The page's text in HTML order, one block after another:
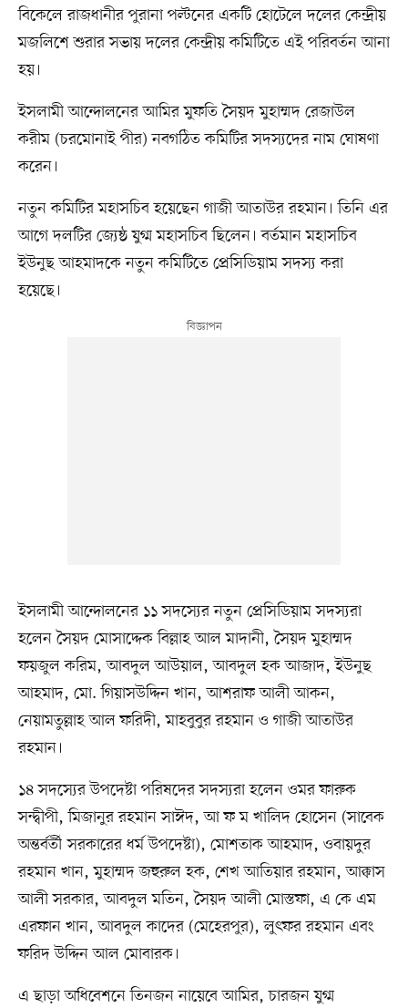
বিকেলে রাজধানীর পুরানা পল্টনের একটি হোটেলে দলের কেন্দ্রীয়
মজলিশে শুরার সভায় দলের কেন্দ্রীয় কমিটিতে এই পরিবর্তন আনা
হয়।
ইসলামী আন্দোলনের আমির মুফতি সৈয়দ মুহাম্মদ রেজাউল
করীম (চরমোনাই পীর) নবগঠিত কমিটির সদস্যদের নাম ঘোষণা
করেন।
নতুন কমিটির মহাসচিব হয়েছেন গাজী আতাউর রহমান। তিনি এর
আগে দলটির জ্যেষ্ঠ যুগ্ম মহাসচিব ছিলেন। বর্তমান মহাসচিব
ইউনুছ আহমাদকে নতুন কমিটিতে প্রেসিডিয়াম সদস্য করা
হয়েছে।
ইসলামী আন্দোলনের ১১ সদস্যের নতুন প্রেসিডিয়াম সদস্যরা
হলেন সৈয়দ মোসাদ্দেক বিল্লাহ আল মাদানী, সৈয়দ মুহাম্মদ
ফয়জুল করিম, আবদুল আউয়াল, আবদুল হক আজাদ, ইউনুছ
আহমাদ, মো. গিয়াসউদ্দিন খান, আশরাফ আলী আকন,
নেয়ামতুল্লাহ আল ফরিদী, মাহবুবুর রহমান ও গাজী আতাউর
রহমান।
১৪ সদস্যের উপদেষ্টা পরিষদের সদস্যরা হলেন ওমর ফারুক
সন্দ্বীপী, মিজানুর রহমান সাঈদ, আ ফ ম খালিদ হোসেন (সাবেক
অন্তর্বর্তী সরকারের ধর্ম উপদেষ্টা), মোশতাক আহমাদ, ওবায়দুর
রহমান খান, মুহাম্মদ জহুরুল হক, শেখ আতিয়ার রহমান, আক্কাস
আলী সরকার, আবদুল মতিন, সৈয়দ আলী মোস্তফা, এ কে এম
এরফান খান, আবদুল কাদের (মেহেরপুর), লুৎফর রহমান এবং
ফরিদ উদ্দিন আল মোবারক।
এ ছাড়া অধিবেশনে তিনজন নায়েবে আমির, চারজন যুগ্ম